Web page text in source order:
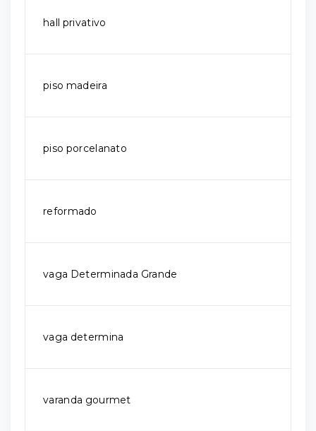
hall privativo
piso madeira
piso porcelanato
reformado
vaga Determinada Grande
vaga determina
varanda gourmet